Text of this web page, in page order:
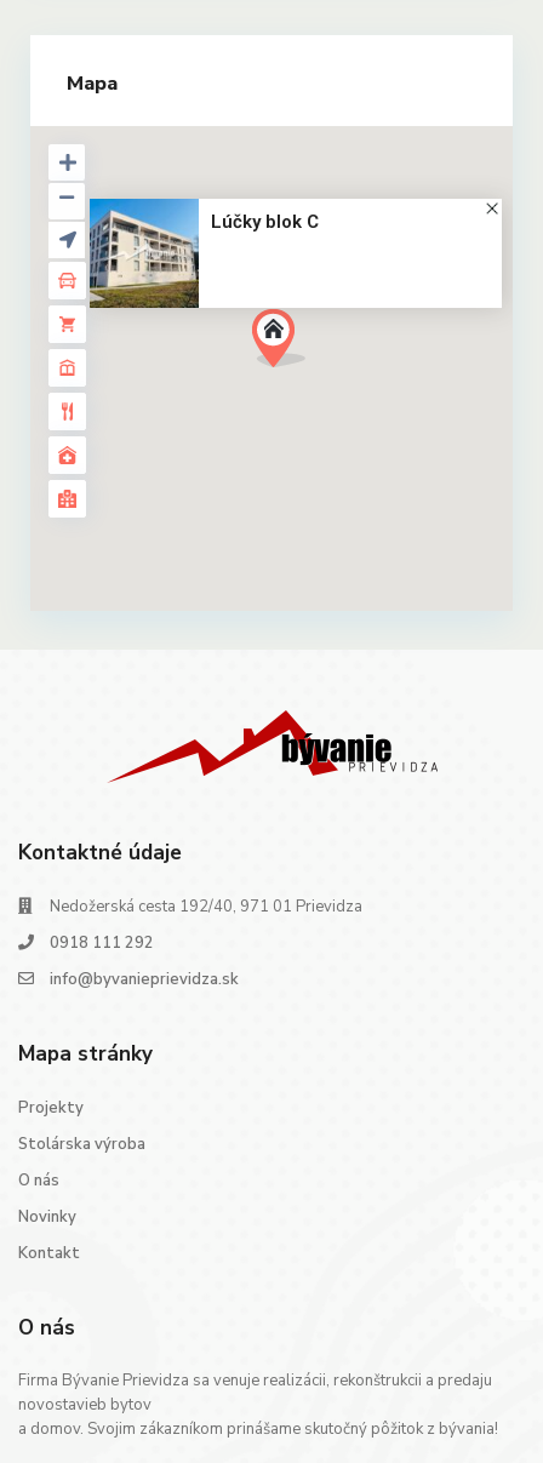
Mapa
Lúčky blok C
Kontaktné údaje
Nedožerská cesta 192/40, 971 01 Prievidza
0918 111 292
info@byvanieprievidza.sk
Mapa stránky
Projekty
Stolárska výroba
O nás
Novinky
Kontakt
O nás
Firma Bývanie Prievidza sa venuje realizácii, rekonštrukcii a predaju
novostavieb bytov
a domov. Svojim zákazníkom prinášame skutočný pôžitok z bývania!